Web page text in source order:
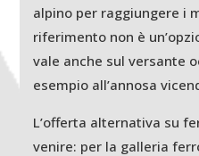
alpino per raggiungere i
riferimento non è
vale anche sul versante
esempio all’annosa
L’offerta alternativa su
venire: per la galleria